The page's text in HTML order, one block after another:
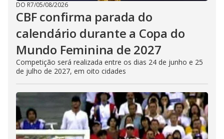
DO R7/05/08/2026
CBF confirma parada do
calendário durante a Copa do
Mundo Feminina de 2027
Competição será realizada entre os dias 24 de junho e 25
de julho de 2027, em oito cidades